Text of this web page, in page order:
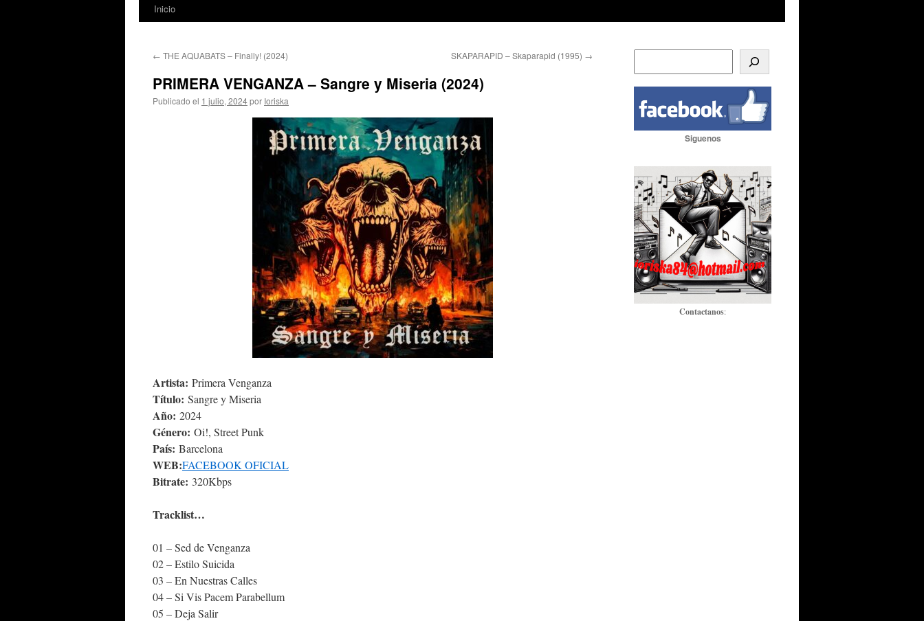
Inicio
← THE AQUABATS – Finally! (2024) SKAPARAPID – Skaparapid (1995) →
PRIMERA VENGANZA – Sangre y Miseria (2024)
Publicado el 1 julio, 2024por Ioriska
Artista: Primera Venganza
Título: Sangre y Miseria
Año: 2024
Género: Oi!, Street Punk
País: Barcelona
WEB:FACEBOOK OFICIAL
Bitrate: 320Kbps
Tracklist…
01 – Sed de Venganza
02 – Estilo Suicida
03 – En Nuestras Calles
04 – Si Vis Pacem Parabellum
05 – Deja Salir
Siguenos
Contactanos: